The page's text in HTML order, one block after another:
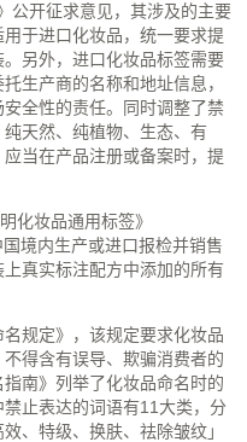
公开征求意见，其涉及的主要
于进口化妆品，统一要求提
另外，进口化妆品标签需要
生产商的名称和地址信息，
全性的责任。同时调整了禁
天然、纯植物、生态、有
当在产品注册或备案时，提
化妆品通用标签》
境内生产或进口报检并销售
真实标注配方中添加的所有
规定》，该规定要求化妆品
得含有误导、欺骗消费者的
南》列举了化妆品命名时的
止表达的词语有11大类，分
、特级、换肤、祛除皱纹」